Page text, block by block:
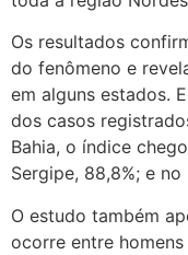
Os resultados
do fenômeno e
em alguns estados.
dos casos
Bahia, o índice
Sergipe, 88,8%; e
O estudo também
ocorre entre